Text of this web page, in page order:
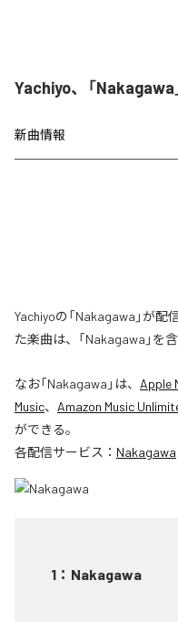
Yachiyo、「
新曲情報
Yachiyoの「Nakagawa」が
た楽曲は、「Nakagawa」を
なお「Nakagawa 」は、 Apple
Music、 Amazon Music
ができる。
各配信サービス： Nakagawa
1 ： Nakagawa